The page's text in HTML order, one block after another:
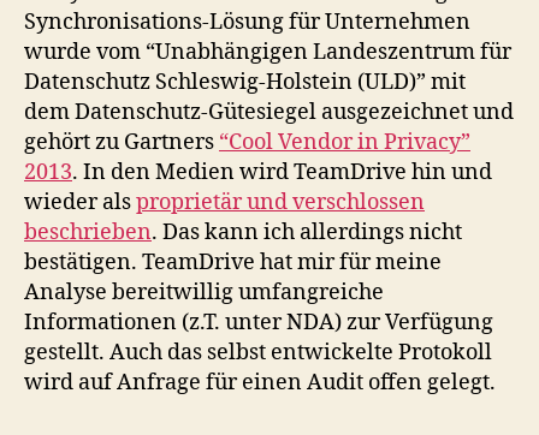
Synchronisations-Lösung für Unternehmen
wurde vom “Unabhängigen Landeszentrum für
Datenschutz Schleswig-Holstein (ULD)” mit
dem Datenschutz-Gütesiegel ausgezeichnet und
gehört zu Gartners “Cool Vendor in Privacy”
2013. In den Medien wird TeamDrive hin und
wieder alsproprietär und verschlossen
beschrieben. Das kann ich allerdings nicht
bestätigen. TeamDrive hat mir für meine
Analyse bereitwillig umfangreiche
Informationen (z.T. unter NDA) zur Verfügung
gestellt. Auch das selbst entwickelte Protokoll
wird auf Anfrage für einen Audit offen gelegt.